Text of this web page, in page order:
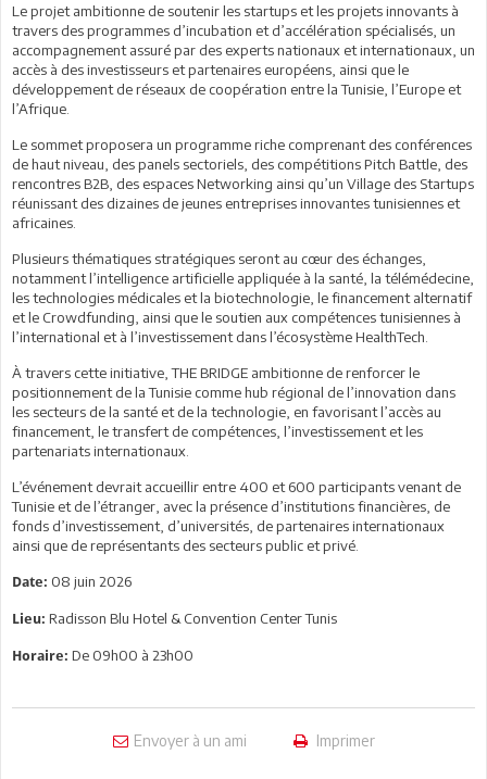
Le projet ambitionne de soutenir les startups et les projets innovants à
travers des programmes d’incubation et d’accélération spécialisés, un
accompagnement assuré par des experts nationaux et internationaux, un
accès à des investisseurs et partenaires européens, ainsi que le
développement de réseaux de coopération entre la Tunisie, l’Europe et
l’Afrique.
Le sommet proposera un programme riche comprenant des conférences
de haut niveau, des panels sectoriels, des compétitions Pitch Battle, des
rencontres B2B, des espaces Networking ainsi qu’un Village des Startups
réunissant des dizaines de jeunes entreprises innovantes tunisiennes et
africaines.
Plusieurs thématiques stratégiques seront au cœur des échanges,
notamment l’intelligence artificielle appliquée à la santé, la télémédecine,
les technologies médicales et la biotechnologie, le financement alternatif
et le Crowdfunding, ainsi que le soutien aux compétences tunisiennes à
l’international et à l’investissement dans l’écosystème HealthTech.
À travers cette initiative, THE BRIDGE ambitionne de renforcer le
positionnement de la Tunisie comme hub régional de l’innovation dans
les secteurs de la santé et de la technologie, en favorisant l’accès au
financement, le transfert de compétences, l’investissement et les
partenariats internationaux.
L’événement devrait accueillir entre 400 et 600 participants venant de
Tunisie et de l’étranger, avec la présence d’institutions financières, de
fonds d’investissement, d’universités, de partenaires internationaux
ainsi que de représentants des secteurs public et privé.
Date: 08 juin 2026
Lieu: Radisson Blu Hotel & Convention Center Tunis
Horaire: De 09h00 à 23h00
Envoyer à un ami Imprimer